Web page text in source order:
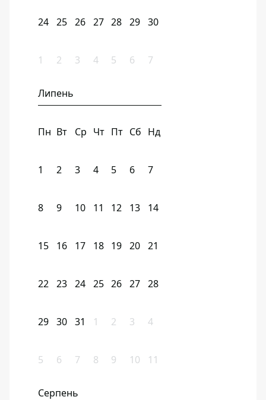
24 25 26 27 28 29 30
1 2 3 4 5 6 7
Липень
Пн Вт Ср Чт Пт Сб Нд
1 2 3 4 5 6 7
8 9 10 11 12 13 14
15 16 17 18 19 20 21
22 23 24 25 26 27 28
29 30 31 1 2 3 4
5 6 7 8 9 10 11
Серпень